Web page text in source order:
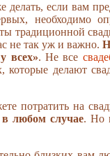
делать, если вам
необходимо
традиционной
не так уж и важно.
всех». Не все
которые делают
потратить на
в любом случае. Но